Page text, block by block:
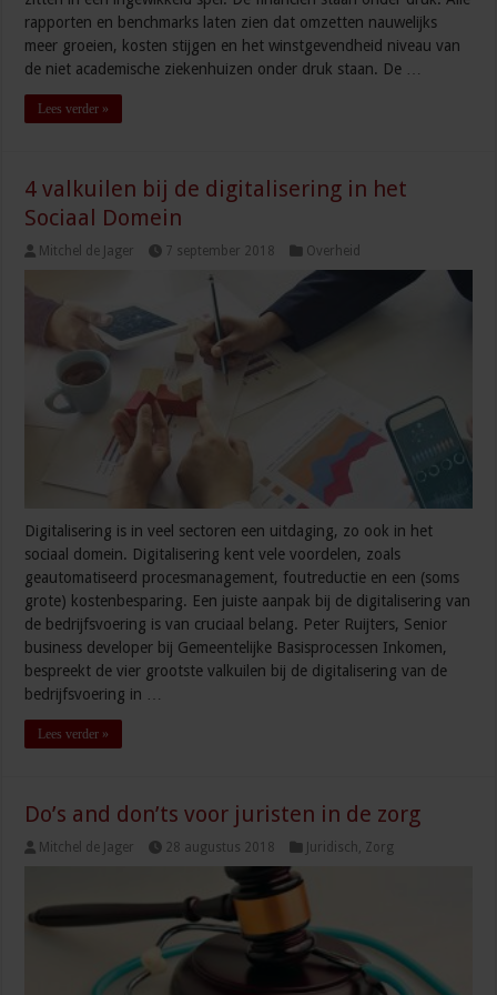
rapporten en benchmarks laten zien dat omzetten nauwelijks
meer groeien, kosten stijgen en het winstgevendheid niveau van
de niet academische ziekenhuizen onder druk staan. De …
Lees verder »
4 valkuilen bij de digitalisering in het
Sociaal Domein
Mitchel de Jager 7 september 2018 Overheid
Digitalisering is in veel sectoren een uitdaging, zo ook in het
sociaal domein. Digitalisering kent vele voordelen, zoals
geautomatiseerd procesmanagement, foutreductie en een (soms
grote) kostenbesparing. Een juiste aanpak bij de digitalisering van
de bedrijfsvoering is van cruciaal belang. Peter Ruijters, Senior
business developer bij Gemeentelijke Basisprocessen Inkomen,
bespreekt de vier grootste valkuilen bij de digitalisering van de
bedrijfsvoering in …
Lees verder »
Do’s and don’ts voor juristen in de zorg
Mitchel de Jager 28 augustus 2018 Juridisch Zorg